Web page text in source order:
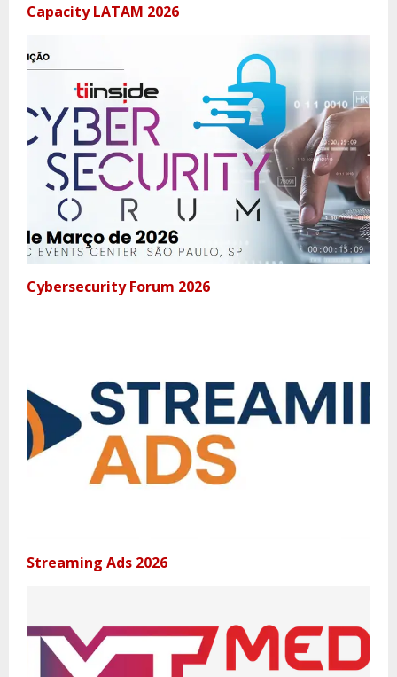
Capacity LATAM 2026
Cybersecurity Forum 2026
Streaming Ads 2026